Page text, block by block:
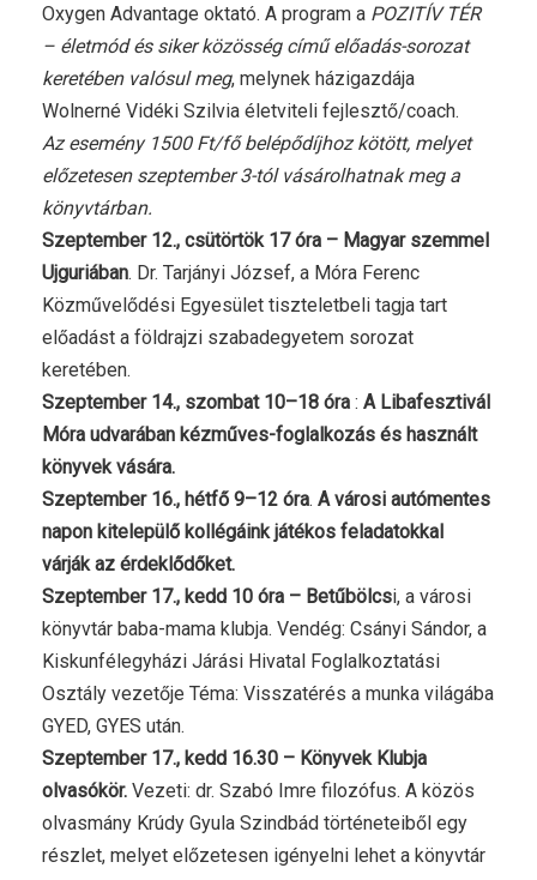
Oxygen Advantage oktató. A program a POZITÍV TÉR
– életmód és siker közösség című előadás-sorozat
keretében valósul meg, melynek házigazdája
Wolnerné Vidéki Szilvia életviteli fejlesztő/coach.
Az esemény 1500 Ft/fő belépődíjhoz kötött, melyet
előzetesen szeptember 3-tól vásárolhatnak meg a
könyvtárban.
Szeptember 12., csütörtök 17 óra – Magyar szemmel
Ujguriában. Dr. Tarjányi József, a Móra Ferenc
Közművelődési Egyesület tiszteletbeli tagja tart
előadást a földrajzi szabadegyetem sorozat
keretében.
Szeptember 14., szombat 10–18 óra : A Libafesztivál
Móra udvarában kézműves-foglalkozás és használt
könyvek vására.
Szeptember 16., hétfő 9–12 óra. A városi autómentes
napon kitelepülő kollégáink játékos feladatokkal
várják az érdeklődőket.
Szeptember 17., kedd 10 óra – Betűbölcsi, a városi
könyvtár baba-mama klubja. Vendég: Csányi Sándor, a
Kiskunfélegyházi Járási Hivatal Foglalkoztatási
Osztály vezetője Téma: Visszatérés a munka világába
GYED, GYES után.
Szeptember 17., kedd 16.30 – Könyvek Klubja
olvasókör. Vezeti: dr. Szabó Imre filozófus. A közös
olvasmány Krúdy Gyula Szindbád történeteiből egy
részlet, melyet előzetesen igényelni lehet a könyvtár